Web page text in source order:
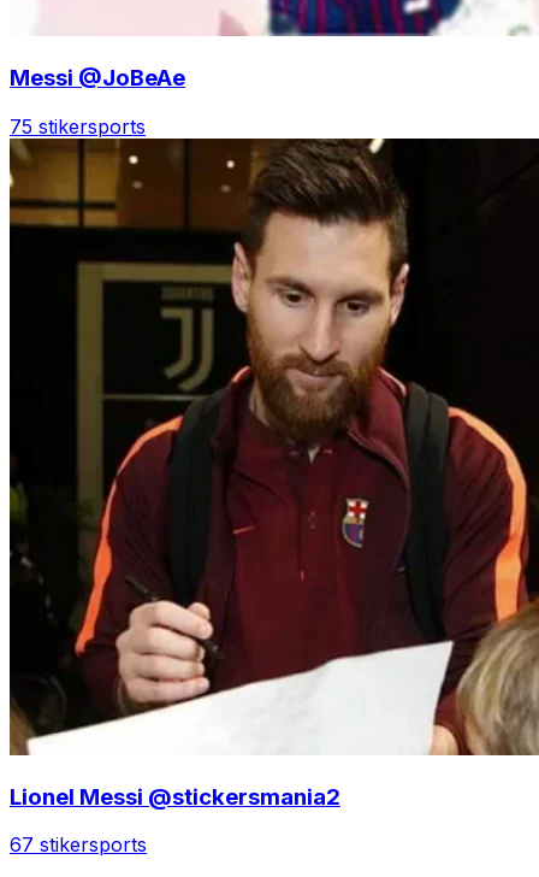
Messi @JoBeAe
75 stikersports
Lionel Messi @stickersmania2
67 stikersports